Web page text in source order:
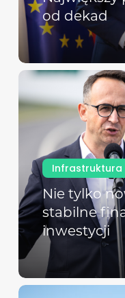
od dekad
Infrastruktura
Nie tylko
stabilne
inwestycji